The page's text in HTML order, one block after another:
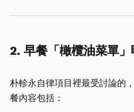
2. 早餐「橄欖油菜單」
朴軫永自律項目裡最受討論的
餐內容包括：